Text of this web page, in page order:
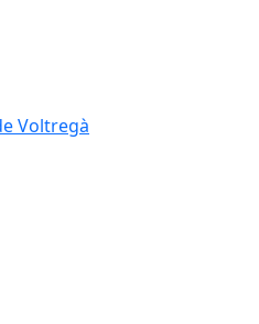
Voltregà